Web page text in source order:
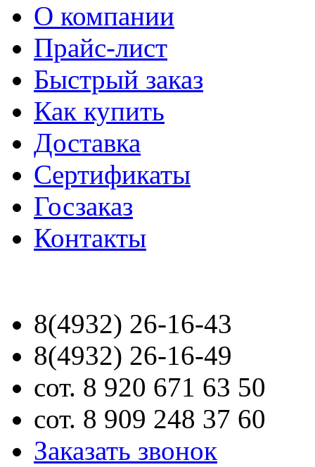
О компании
Прайс-лист
Быстрый заказ
Как купить
Доставка
Сертификаты
Госзаказ
Контакты
8(4932) 26-16-43
8(4932) 26-16-49
сот. 8 920 671 63 50
сот. 8 909 248 37 60
Заказать звонок